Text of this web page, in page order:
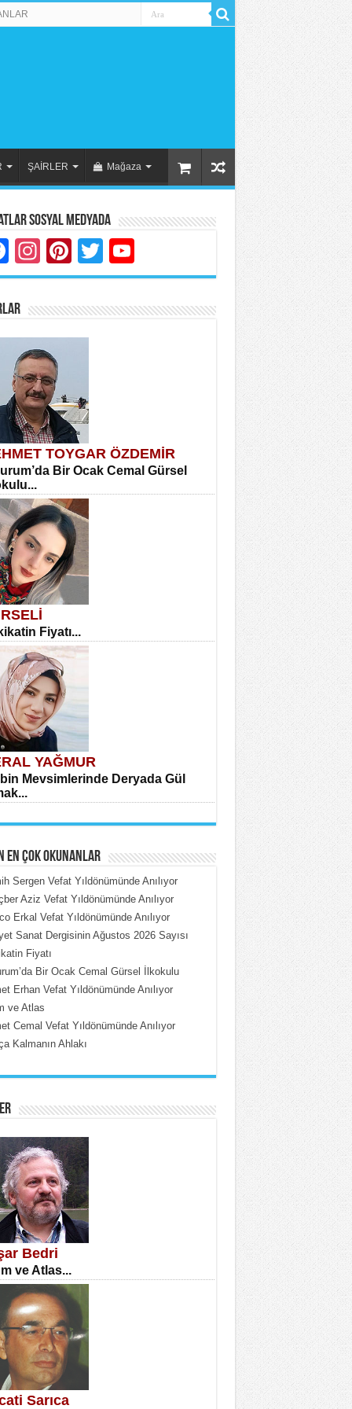
ŞAİRLER Mağaza
Sosyal Medyada
Facebook
Instagram
Pinterest
Twitter
TOYGAR ÖZDEMİR
Bir Ocak Cemal Gürsel
Fiyatı...
YAĞMUR
Mevsimlerinde Deryada Gül
ÇOBAN
Put Dışardaki Maskeler...
ÜMİT ÇETİNKAYA
DİLEK ARSLAN
Günü Mahkemesi...
EN ÇOK OKUNANLAR
Sergen Vefat Yıldönümünde Anılıyor
Aziz Vefat Yıldönümünde Anılıyor
Erkal Vefat Yıldönümünde Anılıyor
Sanat Dergisinin Ağustos 2026 Sayısı
Fiyatı
Bir Ocak Cemal Gürsel İlkokulu
Erhan Vefat Yıldönümünde Anılıyor
ve Atlas
Cemal Vefat Yıldönümünde Anılıyor
Kalmanın Ahlakı
Bedri
ve Atlas...
Sarıca